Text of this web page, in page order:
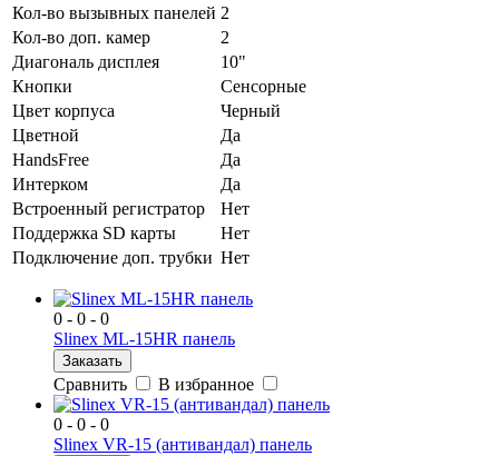
Кол-во вызывных панелей 2
Кол-во доп. камер
2
Диагональ дисплея
10"
Кнопки
Сенсорные
Цвет корпуса
Черный
Цветной
Да
HandsFree
Да
Интерком
Да
Встроенный регистратор
Нет
Поддержка SD карты
Нет
Подключение доп. трубки Нет
0 - 0 - 0
Slinex ML-15HR панель
Заказать
Сравнить В избранное
0 - 0 - 0
Slinex VR-15 (антивандал) панель